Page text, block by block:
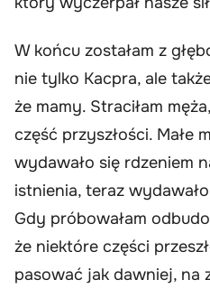
W końcu zostałam z
nie tylko Kacpra, ale
że mamy. Straciłam
część przyszłości. Małe
wydawało się rdzeniem
istnienia, teraz
Gdy próbowałam
że niektóre części
pasować jak dawniej, na